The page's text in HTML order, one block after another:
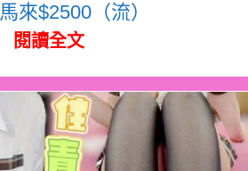
馬來$2500（流）
閱讀全文